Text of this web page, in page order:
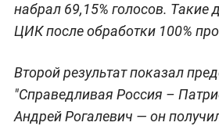
набрал 69,15% голосов. Такие
ЦИК после обработки 100%
Второй результат показал
"Справедливая Россия –
Андрей Рогалевич — он